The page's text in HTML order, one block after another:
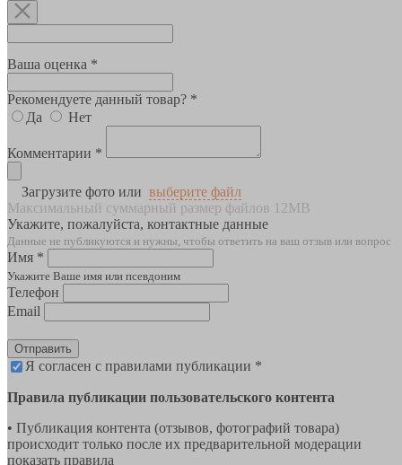
Ваша оценка *
Рекомендуете данный товар? *
Да
Нет
Комментарии *
Загрузите фото или выберите файл
Максимальный суммарный размер файлов 12MB
Укажите, пожалуйста, контактные данные
Данные не публикуются и нужны, чтобы ответить на ваш отзыв или вопрос
Имя *
Укажите Ваше имя или псевдоним
Телефон
Email
Отправить
Я согласен с правилами публикации *
Правила публикации пользовательского контента
• Публикация контента (отзывов, фотографий товара)
происходит только после их предварительной модерации
показать правила